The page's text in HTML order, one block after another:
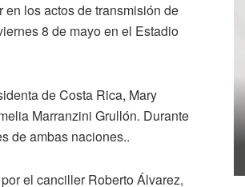
los actos de transmisión de
8 de mayo en el Estadio
de Costa Rica, Mary
Marranzini Grullón. Durante
de ambas naciones..
el canciller Roberto Álvarez,